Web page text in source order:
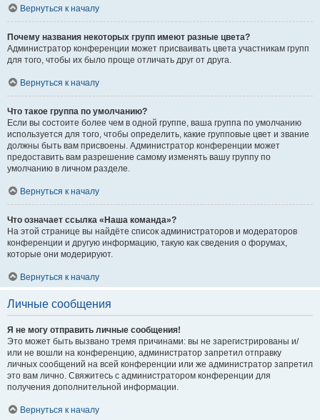
Вернуться к началу
Почему названия некоторых групп имеют разные цвета?
Администратор конференции может присваивать цвета участникам групп
для того, чтобы их было проще отличать друг от друга.
Вернуться к началу
Что такое группа по умолчанию?
Если вы состоите более чем в одной группе, ваша группа по умолчанию
используется для того, чтобы определить, какие групповые цвет и звание
должны быть вам присвоены. Администратор конференции может
предоставить вам разрешение самому изменять вашу группу по
умолчанию в личном разделе.
Вернуться к началу
Что означает ссылка «Наша команда»?
На этой странице вы найдёте список администраторов и модераторов
конференции и другую информацию, такую как сведения о форумах,
которые они модерируют.
Вернуться к началу
Личные сообщения
Я не могу отправить личные сообщения!
Это может быть вызвано тремя причинами: вы не зарегистрированы и/
или не вошли на конференцию, администратор запретил отправку
личных сообщений на всей конференции или же администратор запретил
это вам лично. Свяжитесь с администратором конференции для
получения дополнительной информации.
Вернуться к началу